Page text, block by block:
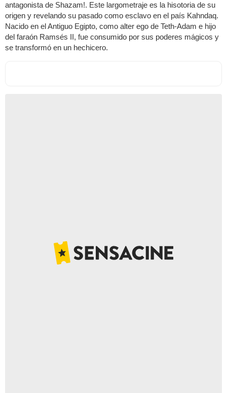
antagonista de Shazam!. Este largometraje es la hisotoria de su
origen y revelando su pasado como esclavo en el país Kahndaq.
Nacido en el Antiguo Egipto, como alter ego de Teth-Adam e hijo
del faraón Ramsés II, fue consumido por sus poderes mágicos y
se transformó en un hechicero.